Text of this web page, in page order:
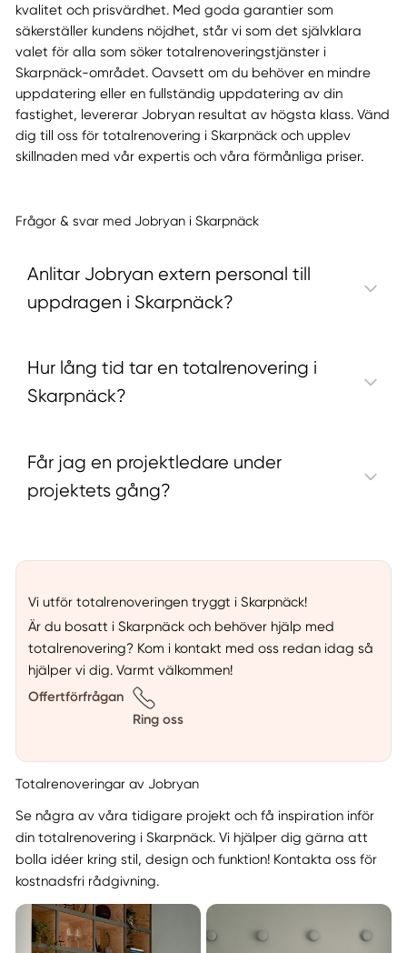
kvalitet och prisvärdhet. Med goda garantier som
säkerställer kundens nöjdhet, står vi som det självklara
valet för alla som söker totalrenoveringstjänster i
Skarpnäck-området. Oavsett om du behöver en mindre
uppdatering eller en fullständig uppdatering av din
fastighet, levererar Jobryan resultat av högsta klass. Vänd
dig till oss för totalrenovering i Skarpnäck och upplev
skillnaden med vår expertis och våra förmånliga priser.
Frågor & svar med Jobryan i Skarpnäck
Anlitar Jobryan extern personal till
uppdragen i Skarpnäck?
Hur lång tid tar en totalrenovering i
Skarpnäck?
Får jag en projektledare under
projektets gång?
Vi utför totalrenoveringen tryggt i Skarpnäck!
Är du bosatt i Skarpnäck och behöver hjälp med
totalrenovering? Kom i kontakt med oss redan idag så
hjälper vi dig. Varmt välkommen!
Offertförfrågan
Ring oss
Totalrenoveringar av Jobryan
Se några av våra tidigare projekt och få inspiration inför
din totalrenovering i Skarpnäck. Vi hjälper dig gärna att
bolla idéer kring stil, design och funktion! Kontakta oss för
kostnadsfri rådgivning.